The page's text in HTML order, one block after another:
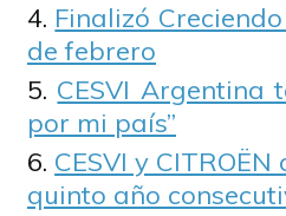
Finalizó
de febrero
CESVI Argentina
por mi país”
CESVI y
quinto año